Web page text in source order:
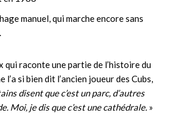
manuel,͏ qui marche encore sans
qui raconte une partie de l’histoire du
l’a si bien dit l’ancien joueur des Cubs,
disent que c’est un parc, d’autres
Moi, je dis que c’est une cathédrale. »